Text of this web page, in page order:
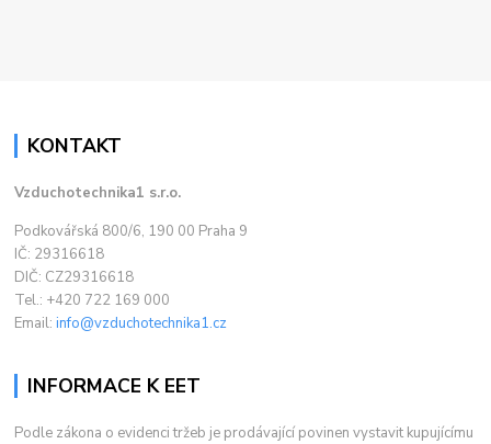
KONTAKT
Vzduchotechnika1 s.r.o.
Podkovářská 800/6, 190 00 Praha 9
IČ: 29316618
DIČ: CZ29316618
Tel.: +420 722 169 000
Email:info@vzduchotechnika1.cz
INFORMACE K EET
Podle zákona o evidenci tržeb je prodávající povinen vystavit kupujícímu